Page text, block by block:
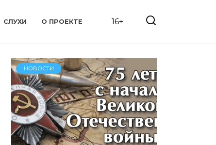
СЛУХИ О ПРОЕКТЕ 16+
НОВОСТИ